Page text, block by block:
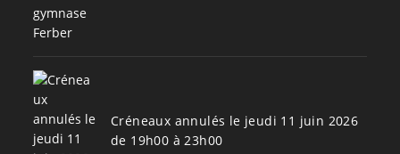
Créneaux annulés le jeudi 11 juin 2026
de 19h00 à 23h00